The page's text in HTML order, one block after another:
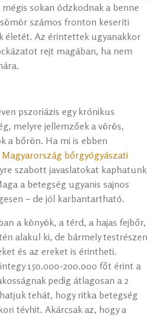
sokan ódzkodnak a benne
számos fronton keseríti
életét. Az érintettek ugyanakkor
rejt magában, ha nem
pszoriázis egy krónikus
melyre jellemzőek a vörös,
a bőrön. Ha mi is ebben
bőrgyógyászati
szabott javaslatokat kaphatunk
a betegség ugyanis sajnos
– de jól karbantartható.
a könyök, a térd, a hajas fejbőr,
alakul ki, de bármely testrészen
és az ereket is érintheti.
150.000-200.000 főt érint a
pedig átlagosan a 2
tehát, hogy ritka betegség
tévhit. Akárcsak az, hogy a